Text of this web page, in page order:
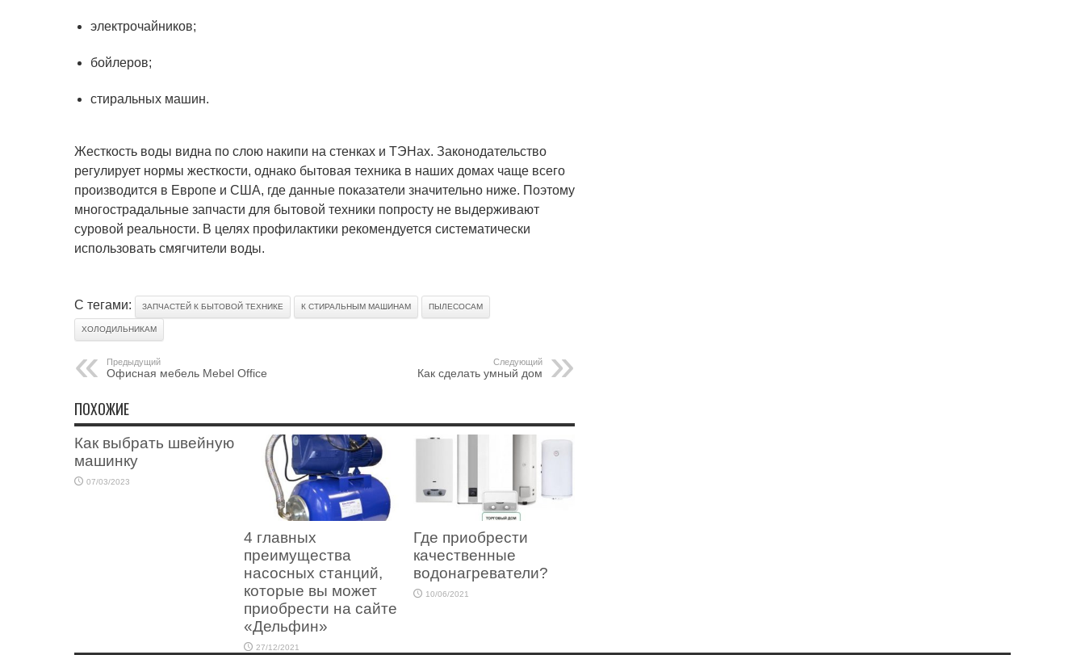
электрочайников;
бойлеров;
стиральных машин.
Жесткость воды видна по слою накипи на стенках и ТЭНах. Законодательство
регулирует нормы жесткости, однако бытовая техника в наших домах чаще всего
производится в Европе и США, где данные показатели значительно ниже. Поэтому
многострадальные запчасти для бытовой техники попросту не выдерживают
суровой реальности. В целях профилактики рекомендуется систематически
использовать смягчители воды.
С тегами: ЗАПЧАСТЕЙ К БЫТОВОЙ ТЕХНИКЕ К СТИРАЛЬНЫМ МАШИНАМ ПЫЛЕСОСАМ
ХОЛОДИЛЬНИКАМ
Предыдущий
Офисная мебель Mebel Office
Следующий
Как сделать умный дом
ПОХОЖИЕ
Как выбрать швейную
машинку
07/03/2023
4 главных
преимущества
насосных станций,
которые вы может
приобрести на сайте
«Дельфин»
27/12/2021
Где приобрести
качественные
водонагреватели?
10/06/2021